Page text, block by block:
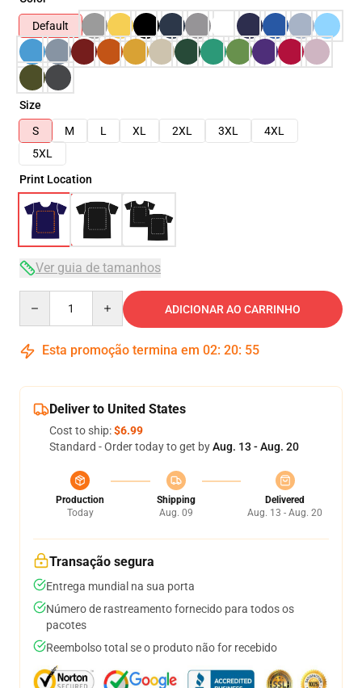
Default
Size
S
M L XL 2XL 3XL
4XL
5XL
Print Location
Ver guia de tamanhos
ADICIONAR AO CARRINHO
Esta promoção termina em 02: 20: 54
Deliver to United States
Cost to ship:$6.99
Standard - Order today to get byAug. 13 - Aug. 20
Production
Today
Shipping
Aug. 09
Delivered
Aug. 13 - Aug. 20
Transação segura
Entrega mundial na sua porta
Número de rastreamento fornecido para todos os
pacotes
Reembolso total se o produto não for recebido